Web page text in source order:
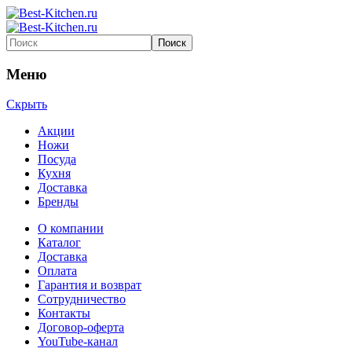
Меню
Скрыть
Акции
Ножи
Посуда
Кухня
Доставка
Бренды
О компании
Каталог
Доставка
Оплата
Гарантия и возврат
Сотрудничество
Контакты
Договор-оферта
YouTube-канал